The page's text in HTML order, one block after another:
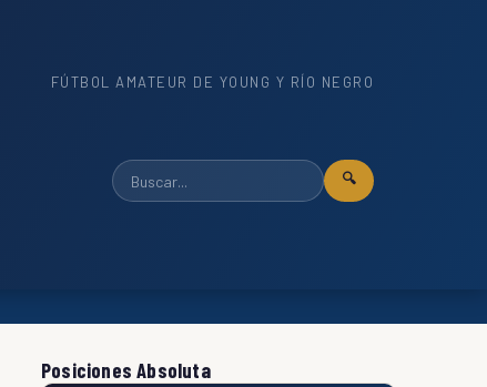
FÚTBOL AMATEUR DE YOUNG Y RÍO NEGRO
🔍
Posiciones Absoluta